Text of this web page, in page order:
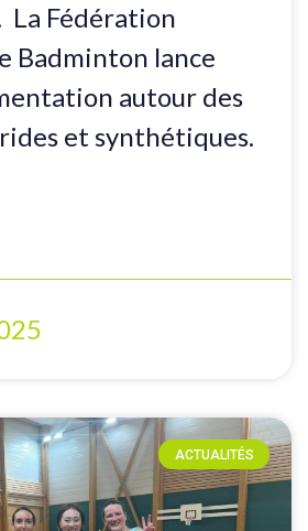
La Fédération
Badminton lance
autour des
et synthétiques.
ACTUALITÉS